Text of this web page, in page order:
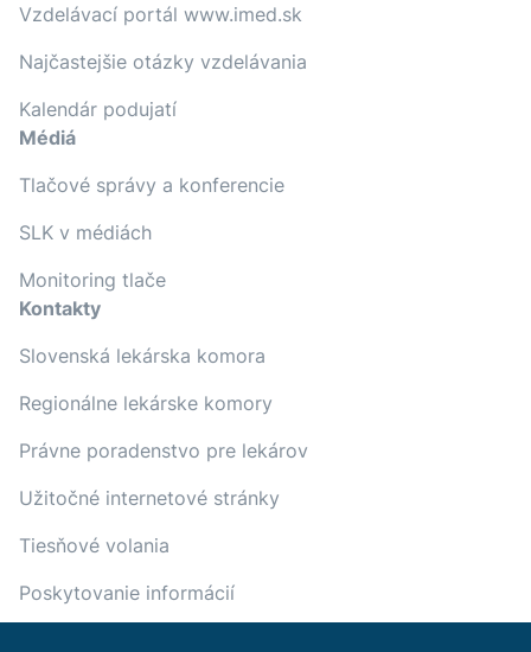
Vzdelávací portál www.imed.sk
Najčastejšie otázky vzdelávania
Kalendár podujatí
Médiá
Tlačové správy a konferencie
SLK v médiách
Monitoring tlače
Kontakty
Slovenská lekárska komora
Regionálne lekárske komory
Právne poradenstvo pre lekárov
Užitočné internetové stránky
Tiesňové volania
Poskytovanie informácií